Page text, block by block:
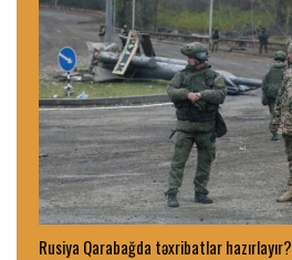
Rusiya Qarabağda təxribatlar hazırlayır?